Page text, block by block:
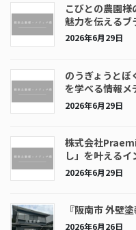
こびとの農園
魅力を伝えるブ
2026年6月29日
のうぎょうとぼ
を学べる情報メ
2026年6月29日
株式会社
し」を叶える
2026年6月29日
『阪南市 外壁
2026年6月26日